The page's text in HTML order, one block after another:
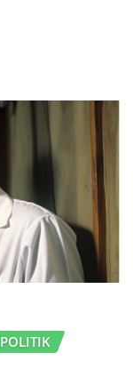
POLITIK